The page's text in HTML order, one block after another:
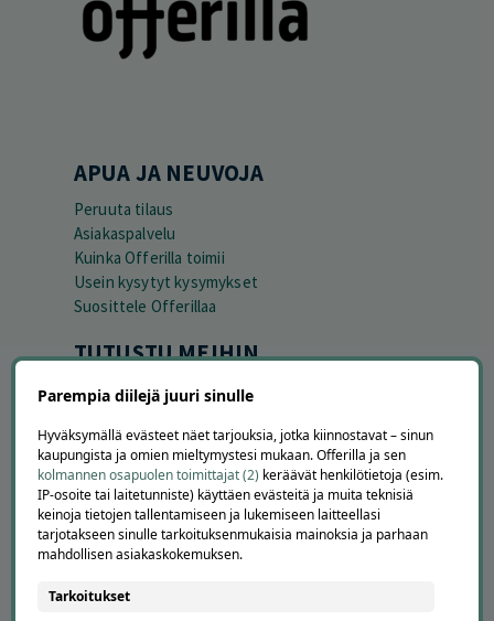
APUA JA NEUVOJA
Peruuta tilaus
Asiakaspalvelu
Kuinka Offerilla toimii
Usein kysytyt kysymykset
Suosittele Offerillaa
TUTUSTU MEIHIN
Tietoa meistä
Tilaa uutiskirje
Avoimet työpaikat
Offerilla mediassa
YRITYKSILLE
Vaikuttajayhteistyö
Parempia diilejä juuri sinulle
Hyväksymällä evästeet näet tarjouksia, jotka kiinnostavat – sinun
kaupungista ja omien mieltymystesi mukaan. Offerilla ja sen
kolmannen osapuolen toimittajat (2) keräävät henkilötietoja (esim.
IP-osoite tai laitetunniste) käyttäen evästeitä ja muita teknisiä
keinoja tietojen tallentamiseen ja lukemiseen laitteellasi
tarjotakseen sinulle tarkoituksenmukaisia mainoksia ja parhaan
mahdollisen asiakaskokemuksen.
Tarkoitukset